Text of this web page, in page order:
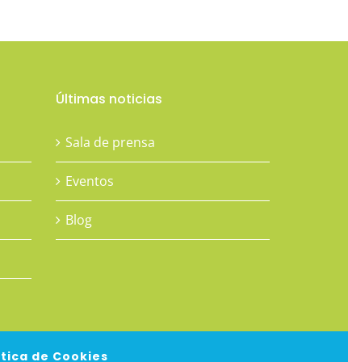
Últimas noticias
Sala de prensa
Eventos
Blog
de Cookies